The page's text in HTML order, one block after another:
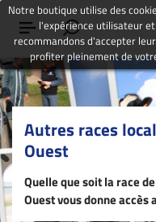
Autres races
Ouest
Quelle que soit la race
Ouest vous donne
Notre boutique utilise des
l'expérience utilisateur
recommandons d'accepter
profiter pleinement de